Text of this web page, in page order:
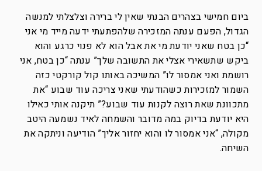
ביום חמישי בצהרים הבנתי שאין לי ברירה וצלצלתי למנשה
הגדול, הפעם ענתה המזכירה שלהפתעתי ידעה מייד מי אני
“כן בטח שאני יודעת מי את אבל הוא לא פנוי כרגע והוא
ביקש שתשאירי אצלי את התשובה שלך” ענתה “כן בטח, אני
רושמת ואני אמסור לו” המשיכה באותו קול קורקטי כזה
השמור למזכירות כשהודעתי שאני צריכה עוד שבוע “את
מתכוונת שאת רוצה לקנות עוד שבוע?” תיקנה אותי כאילו
היא יודעת בדיוק במה מדובר והשמחה לאיד נשמעה היטב
מקולה, “אני אמסור לו והוא יחזור אליך” הודיעה וניתקה את
השיחה.